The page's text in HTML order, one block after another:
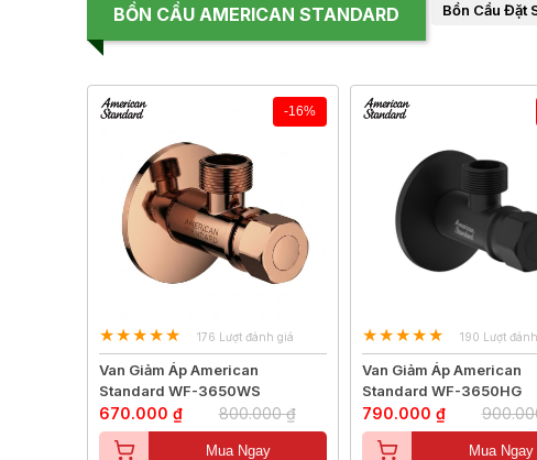
BỒN CẦU AMERICAN STANDARD Bồn Cầu Đặt
-16%
176 Lượt đánh giá
Van Giảm Áp American
Standard WF-3650WS
670.000 ₫ 800.000 ₫
Mua Ngay
190 Lượt
Van Giảm Áp American
Standard WF-3650HG
790.000 ₫
Mua Ngay